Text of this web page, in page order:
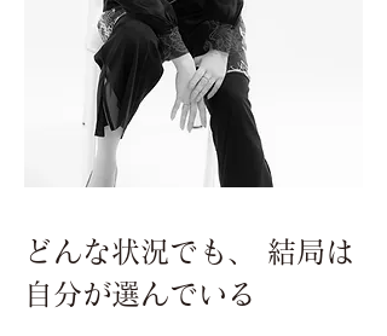
どんな状況でも、 結局は
自分が選んでいる